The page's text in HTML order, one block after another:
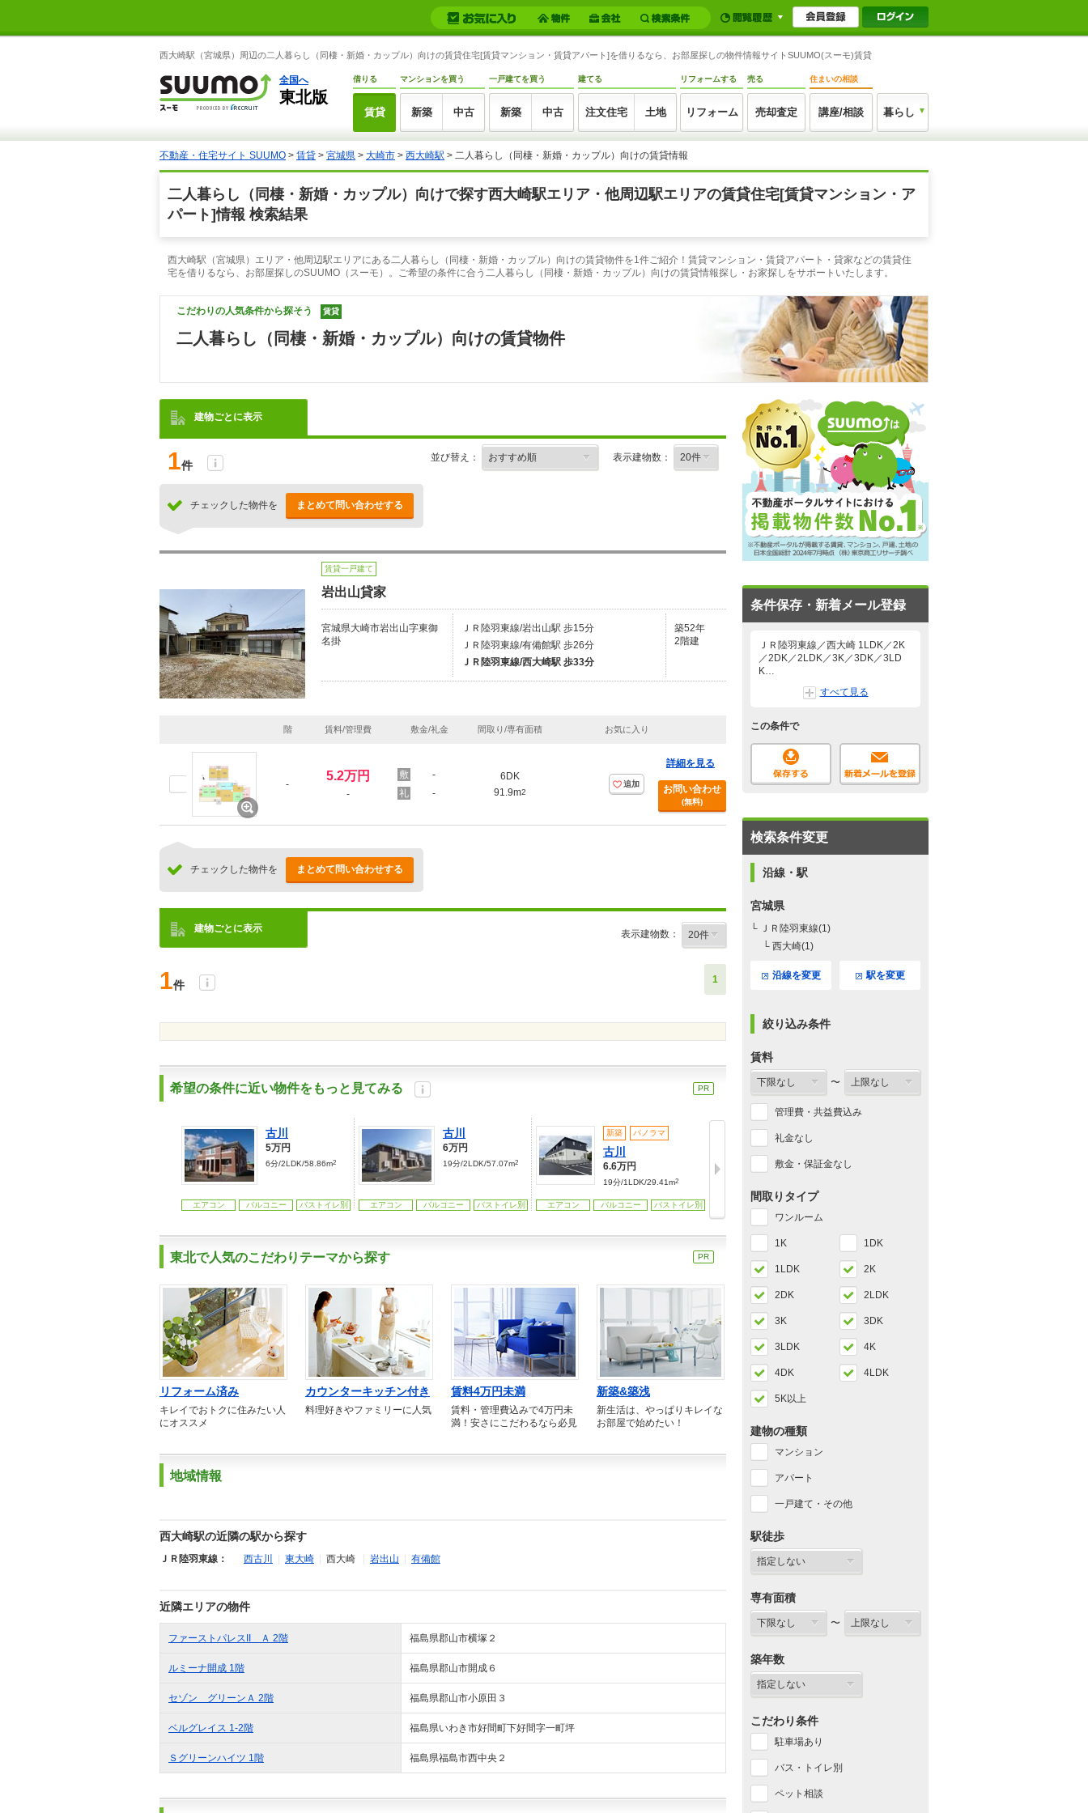
西大崎駅（宮城県）周辺の二人暮らし（同棲・新婚・カップル）向けの賃貸住宅[賃貸マンション・賃貸アパート]を借りるなら、お部屋探しの物件情報サイトSUUMO(スーモ)賃貸
全国へ
東北版
借りる
賃貸
マンションを買う
新築 中古
一戸建てを買う
新築 中古
建てる
注文住宅 土地
リフォームする
リフォーム
売る
売却査定
住まいの相談
講座/相談 暮らし
不動産・住宅サイト SUUMO > 賃貸 > 宮城県 > 大崎市 > 西大崎駅 > 二人暮らし（同棲・新婚・カップル）向けの賃貸情報
二人暮らし（同棲・新婚・カップル）向けで探す西大崎駅エリア・他周辺駅エリアの賃貸住宅[賃貸マンション・ア
パート]情報 検索結果
西大崎駅（宮城県）エリア・他周辺駅エリアにある二人暮らし（同棲・新婚・カップル）向けの賃貸物件を1件ご紹介！賃貸マンション・賃貸アパート・貸家などの賃貸住
宅を借りるなら、お部屋探しのSUUMO（スーモ）。ご希望の条件に合う二人暮らし（同棲・新婚・カップル）向けの賃貸情報探し・お家探しをサポートいたします。
こだわりの人気条件から探そう 賃貸
二人暮らし（同棲・新婚・カップル）向けの賃貸物件
建物ごとに表示
1件
並び替え： 表示建物数：
チェックした物件を まとめて問い合わせする
賃貸一戸建て
岩出山貸家
宮城県大崎市岩出山字東御
名掛
ＪＲ陸羽東線/岩出山駅 歩15分
ＪＲ陸羽東線/有備館駅 歩26分
ＪＲ陸羽東線/西大崎駅 歩33分
築52年
2階建
階 賃料/管理費 敷金/礼金 間取り/専有面積 お気に入り
-
5.2万円
-
-
-
6DK
91.9m2
追加
詳細を見る
お問い合わせ
(無料)
チェックした物件を まとめて問い合わせする
建物ごとに表示 表示建物数：
1件 1
希望の条件に近い物件をもっと見てみる PR
古川
5万円
6分/2LDK/58.86m2
エアコン バルコニー バストイレ別
古川
6万円
19分/2LDK/57.07m2
エアコン バルコニー バストイレ別
新築 パノラマ
古川
6.6万円
19分/1LDK/29.41m2
エアコン バルコニー バストイレ別
動画
6.2万円
エアコン バルコニー
東北で人気のこだわりテーマから探す PR
リフォーム済み
キレイでおトクに住みたい人
にオススメ
カウンターキッチン付き
料理好きやファミリーに人気
賃料4万円未満
賃料・管理費込みで4万円未
満！安さにこだわるなら必見
新築&築浅
新生活は、やっぱりキレイな
お部屋で始めたい！
地域情報
西大崎駅の近隣の駅から探す
ＪＲ陸羽東線： 西古川 東大崎 西大崎 岩出山 有備館
近隣エリアの物件
ファーストパレスII Ａ 2階 福島県郡山市横塚２
ルミーナ開成 1階 福島県郡山市開成６
セゾン グリーンＡ 2階 福島県郡山市小原田３
ベルグレイス 1-2階 福島県いわき市好間町下好間字一町坪
Ｓグリーンハイツ 1階 福島県福島市西中央２
条件保存・新着メール登録
ＪＲ陸羽東線／西大崎 1LDK／2K
／2DK／2LDK／3K／3DK／3LD
K…
すべて見る
この条件で
検索条件変更
沿線・駅
宮城県
└ ＪＲ陸羽東線(1)
└ 西大崎(1)
沿線を変更 駅を変更
絞り込み条件
賃料
〜
管理費・共益費込み
礼金なし
敷金・保証金なし
間取りタイプ
ワンルーム
1K 1DK
1LDK 2K
2DK 2LDK
3K 3DK
3LDK 4K
4DK 4LDK
5K以上
建物の種類
マンション
アパート
一戸建て・その他
駅徒歩
専有面積
〜
築年数
こだわり条件
駐車場あり
バス・トイレ別
ペット相談